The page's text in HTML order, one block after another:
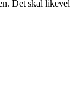
Det skal likevel